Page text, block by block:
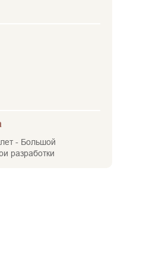
- Большой
разработки